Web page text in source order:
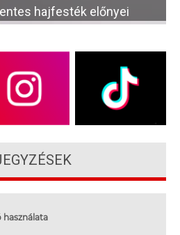
hajfesték előnyei
használata